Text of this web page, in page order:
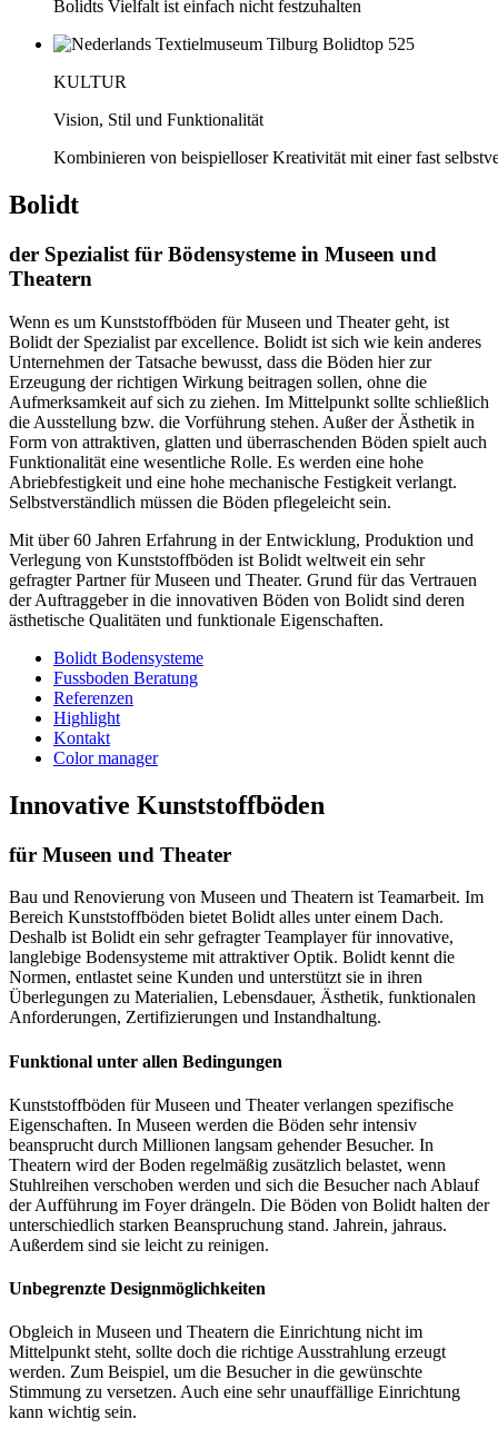
Bolidts Vielfalt ist einfach nicht festzuhalten
KULTUR
Vision, Stil und Funktionalität
Kombinieren von beispielloser Kreativität mit einer fast
Bolidt
der Spezialist für Bödensysteme in Museen und
Theatern
Wenn es um Kunststoffböden für Museen und Theater geht, ist
Bolidt der Spezialist par excellence. Bolidt ist sich wie kein anderes
Unternehmen der Tatsache bewusst, dass die Böden hier zur
Erzeugung der richtigen Wirkung beitragen sollen, ohne die
Aufmerksamkeit auf sich zu ziehen. Im Mittelpunkt sollte schließlich
die Ausstellung bzw. die Vorführung stehen. Außer der Ästhetik in
Form von attraktiven, glatten und überraschenden Böden spielt auch
Funktionalität eine wesentliche Rolle. Es werden eine hohe
Abriebfestigkeit und eine hohe mechanische Festigkeit verlangt.
Selbstverständlich müssen die Böden pflegeleicht sein.
Mit über 60 Jahren Erfahrung in der Entwicklung, Produktion und
Verlegung von Kunststoffböden ist Bolidt weltweit ein sehr
gefragter Partner für Museen und Theater. Grund für das Vertrauen
der Auftraggeber in die innovativen Böden von Bolidt sind deren
ästhetische Qualitäten und funktionale Eigenschaften.
Bolidt Bodensysteme
Fussboden Beratung
Referenzen
Highlight
Kontakt
Color manager
Innovative Kunststoffböden
für Museen und Theater
Bau und Renovierung von Museen und Theatern ist Teamarbeit. Im
Bereich Kunststoffböden bietet Bolidt alles unter einem Dach.
Deshalb ist Bolidt ein sehr gefragter Teamplayer für innovative,
langlebige Bodensysteme mit attraktiver Optik. Bolidt kennt die
Normen, entlastet seine Kunden und unterstützt sie in ihren
Überlegungen zu Materialien, Lebensdauer, Ästhetik, funktionalen
Anforderungen, Zertifizierungen und Instandhaltung.
Funktional unter allen Bedingungen
Kunststoffböden für Museen und Theater verlangen spezifische
Eigenschaften. In Museen werden die Böden sehr intensiv
beansprucht durch Millionen langsam gehender Besucher. In
Theatern wird der Boden regelmäßig zusätzlich belastet, wenn
Stuhlreihen verschoben werden und sich die Besucher nach Ablauf
der Aufführung im Foyer drängeln. Die Böden von Bolidt halten der
unterschiedlich starken Beanspruchung stand. Jahrein, jahraus.
Außerdem sind sie leicht zu reinigen.
Unbegrenzte Designmöglichkeiten
Obgleich in Museen und Theatern die Einrichtung nicht im
Mittelpunkt steht, sollte doch die richtige Ausstrahlung erzeugt
werden. Zum Beispiel, um die Besucher in die gewünschte
Stimmung zu versetzen. Auch eine sehr unauffällige Einrichtung
kann wichtig sein.